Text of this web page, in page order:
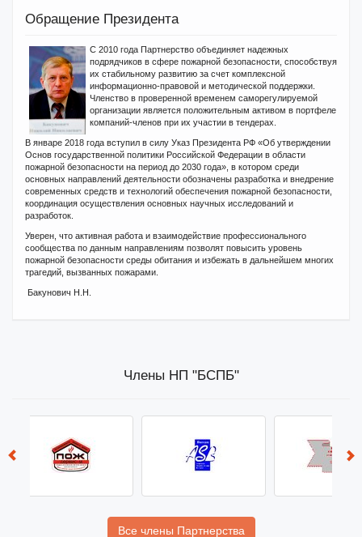
Обращение Президента
С 2010 года Партнерство объединяет надежных
подрядчиков в сфере пожарной безопасности, способствуя
их стабильному развитию за счет комплексной
информационно-правовой и методической поддержки.
Членство в проверенной временем саморегулируемой
организации является положительным активом в портфеле
компаний-членов при их участии в тендерах.
В январе 2018 года вступил в силу Указ Президента РФ «Об утверждении
Основ государственной политики Российской Федерации в области
пожарной безопасности на период до 2030 года», в котором среди
основных направлений деятельности обозначены разработка и внедрение
современных средств и технологий обеспечения пожарной безопасности,
координация осуществления основных научных исследований и
разработок.
Уверен, что активная работа и взаимодействие профессионального
сообщества по данным направлениям позволят повысить уровень
пожарной безопасности среды обитания и избежать в дальнейшем многих
трагедий, вызванных пожарами.
Бакунович Н.Н.
Члены НП "БСПБ"
Все члены Партнерства